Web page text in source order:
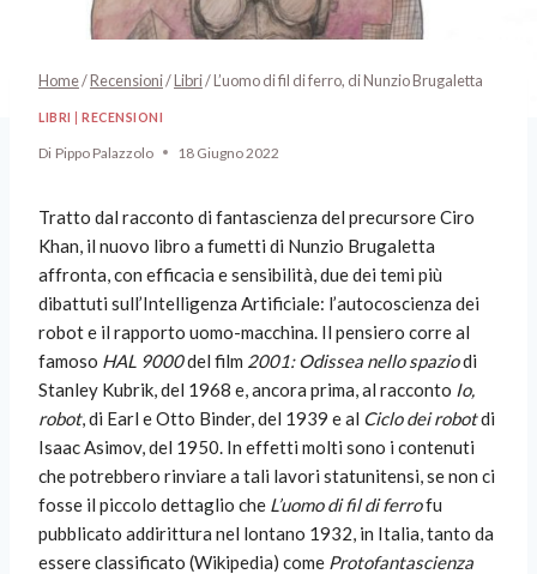
Home/Recensioni/Libri/L’uomo di fil di ferro, di Nunzio Brugaletta
LIBRI |RECENSIONI
Di Pippo Palazzolo 18 Giugno 2022
Tratto dal racconto di fantascienza del precursore Ciro
Khan, il nuovo libro a fumetti di Nunzio Brugaletta
affronta, con efficacia e sensibilità, due dei temi più
dibattuti sull’Intelligenza Artificiale: l’autocoscienza dei
robot e il rapporto uomo-macchina. Il pensiero corre al
famoso HAL 9000del film 2001: Odissea nello spaziodi
Stanley Kubrik, del 1968 e, ancora prima, al racconto Io,
robot, di Earl e Otto Binder, del 1939 e al Ciclo dei robotdi
Isaac Asimov, del 1950. In effetti molti sono i contenuti
che potrebbero rinviare a tali lavori statunitensi, se non ci
fosse il piccolo dettaglio che L’uomo di fil di ferrofu
pubblicato addirittura nel lontano 1932, in Italia, tanto da
essere classificato (Wikipedia) come Protofantascienza